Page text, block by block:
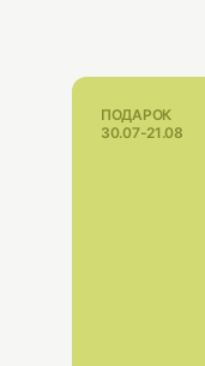
ПОДАРОК
30.07-21.08